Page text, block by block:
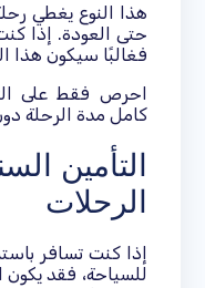
هذا النوع يغطي
حتى العودة. إذا
فغالبًا سيكون هذا
احرص فقط على
كامل مدة الرحلة
التأمين
الرحلات
إذا كنت تسافر
للسياحة، فقد يكون